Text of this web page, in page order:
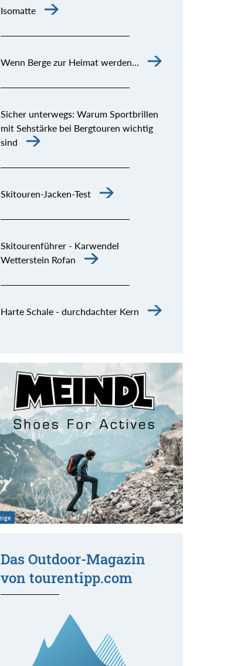
Isomatte
Wenn Berge zur Heimat werden…
Sicher unterwegs: Warum Sportbrillen
mit Sehstärke bei Bergtouren wichtig
sind
Skitouren-Jacken-Test
Skitourenführer - Karwendel
Wetterstein Rofan
Harte Schale - durchdachter Kern
Das Outdoor-Magazin
von tourentipp.com